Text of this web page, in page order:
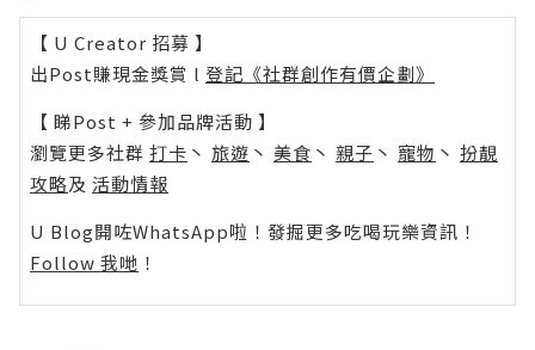
【 U Creator 招募 】
出Post賺現金獎賞 l 登記《社群創作有價企劃》
【 睇Post + 參加品牌活動 】
瀏覽更多社群 打卡 丶 旅遊 丶 美食 丶 親子 丶 寵物 丶 扮靚
攻略及 活動情報
U Blog開咗WhatsApp啦！發掘更多吃喝玩樂資訊！
Follow 我哋 ！